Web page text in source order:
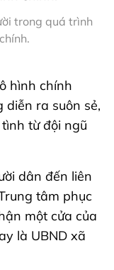
trong quá trình
hình chính
diễn ra suôn sẻ,
từ đội ngũ
dân đến liên
tâm phục
một cửa của
là UBND xã